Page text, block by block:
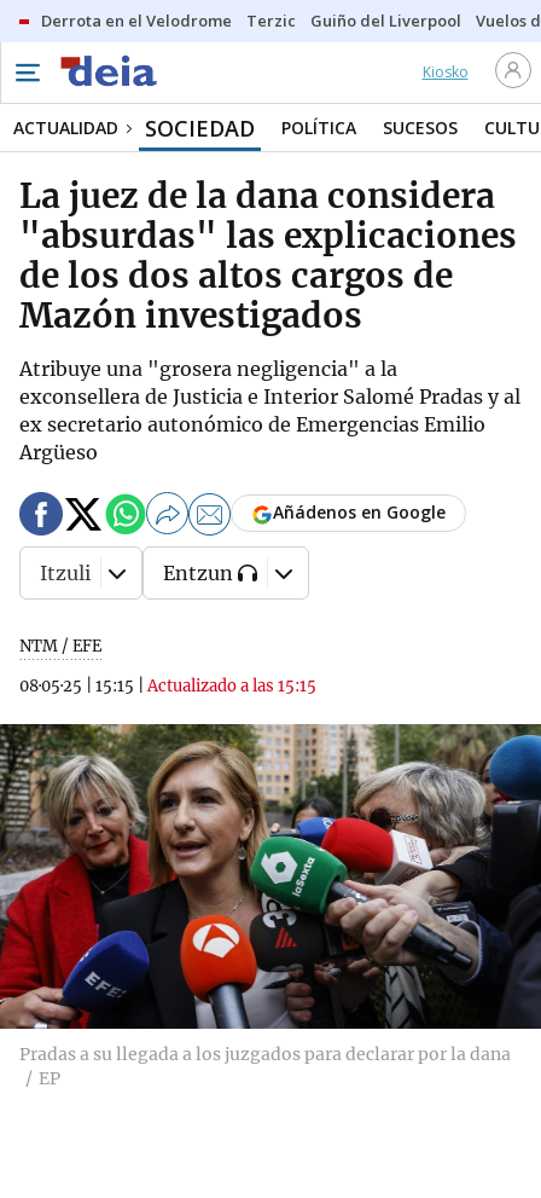
Derrota en el Velodrome Terzic Guiño del Liverpool Vuelos
Kiosko
ACTUALIDAD SOCIEDAD POLÍTICA SUCESOS
La juez de la dana considera
"absurdas" las explicaciones
de los dos altos cargos de
Mazón investigados
Atribuye una "grosera negligencia" a la
exconsellera de Justicia e Interior Salomé Pradas y al
ex secretario autonómico de Emergencias Emilio
Argüeso
NTM / EFE
08·05·25
15:15 |Actualizado a las 15:15
Añádenos en Google
Itzuli Entzun
Pradas a su llegada a los juzgados para declarar por la dana
EP